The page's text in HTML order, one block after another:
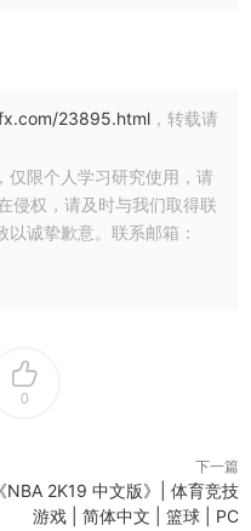
23895.html ，转载请
仅限个人学习研究使用，请
侵权，请及时与我们取得联
诚挚歉意。联系邮箱：
0
下一篇
《NBA 2K19 中文版》| 体育竞技
游戏 | 简体中文 | 篮球 | PC